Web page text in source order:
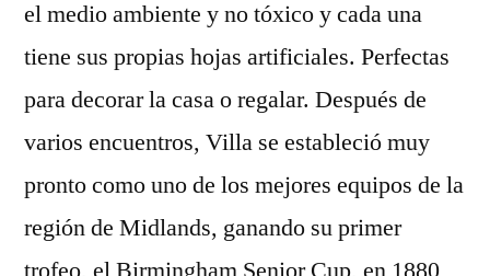
el medio ambiente y no tóxico y cada una
tiene sus propias hojas artificiales. Perfectas
para decorar la casa o regalar. Después de
varios encuentros, Villa se estableció muy
pronto como uno de los mejores equipos de la
región de Midlands, ganando su primer